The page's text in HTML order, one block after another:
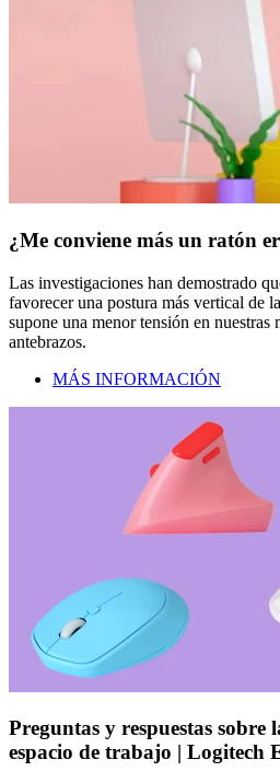
¿Me conviene más un ratón
Las investigaciones han demostrado
favorecer una postura más vertical de
supone una menor tensión en nuestras
antebrazos.
MÁS INFORMACIÓN
Preguntas y respuestas sobre
espacio de trabajo | Logitech